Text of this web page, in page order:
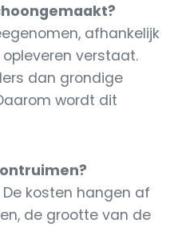
afhankelijk
verstaat.
dan grondige
wordt dit
kosten hangen af
de grootte van de